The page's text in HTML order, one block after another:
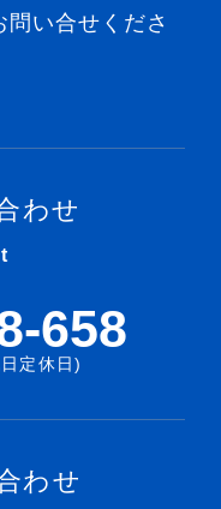
い合せくださ
わせ
658
定休日)
わせ